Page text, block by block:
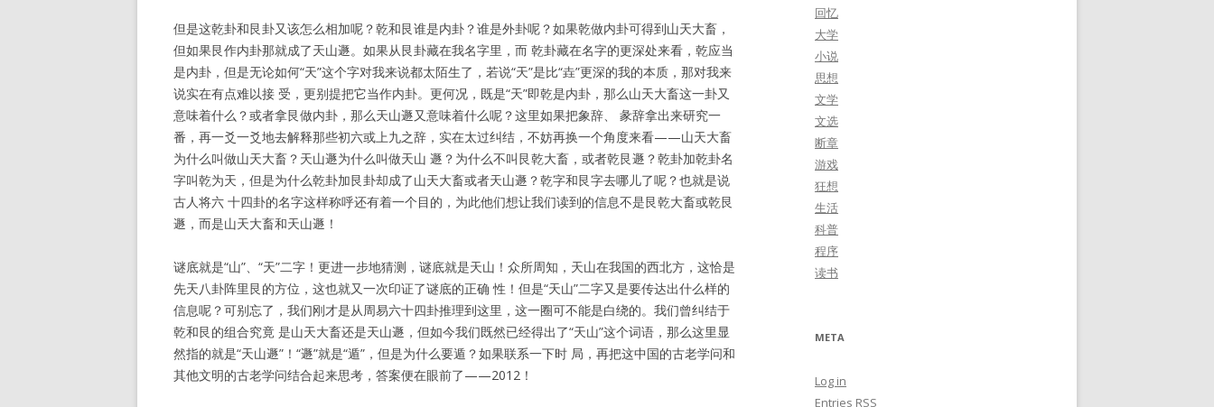
但是这乾卦和艮卦又该怎么相加呢？乾和艮谁是内卦？谁是外卦呢？如果乾做内卦可得到山天大畜，
但如果艮作内卦那就成了天山遯。如果从艮卦藏在我名字里，而 乾卦藏在名字的更深处来看，乾应当
是内卦，但是无论如何“天”这个字对我来说都太陌生了，若说“天”是比“垚”更深的我的本质，那对我来
说实在有点难以接 受，更别提把它当作内卦。更何况，既是“天”即乾是内卦，那么山天大畜这一卦又
意味着什么？或者拿艮做内卦，那么天山遯又意味着什么呢？这里如果把象辞、 彖辞拿出来研究一
番，再一爻一爻地去解释那些初六或上九之辞，实在太过纠结，不妨再换一个角度来看——山天大畜
为什么叫做山天大畜？天山遯为什么叫做天山 遯？为什么不叫艮乾大畜，或者乾艮遯？乾卦加乾卦名
字叫乾为天，但是为什么乾卦加艮卦却成了山天大畜或者天山遯？乾字和艮字去哪儿了呢？也就是说
古人将六 十四卦的名字这样称呼还有着一个目的，为此他们想让我们读到的信息不是艮乾大畜或乾艮
遯，而是山天大畜和天山遯！
谜底就是“山”、“天”二字！更进一步地猜测，谜底就是天山！众所周知，天山在我国的西北方，这恰是
先天八卦阵里艮的方位，这也就又一次印证了谜底的正确 性！但是“天山”二字又是要传达出什么样的
信息呢？可别忘了，我们刚才是从周易六十四卦推理到这里，这一圈可不能是白绕的。我们曾纠结于
乾和艮的组合究竟 是山天大畜还是天山遯，但如今我们既然已经得出了“天山”这个词语，那么这里显
然指的就是“天山遯”！“遯”就是“遁”，但是为什么要遁？如果联系一下时 局，再把这中国的古老学问和
其他文明的古老学问结合起来思考，答案便在眼前了——2012！
回忆
大学
小说
思想
文学
文选
断章
游戏
狂想
生活
科普
程序
读书
META
Log in
Entries RSS